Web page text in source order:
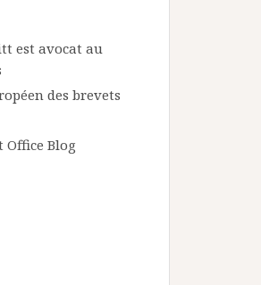
est avocat au
des brevets
Office Blog